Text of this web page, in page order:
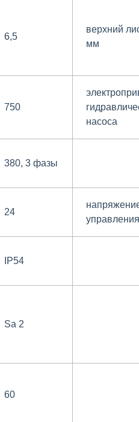
6,5
верхний
мм
750
насоса
380, 3 фазы
24
IP54
Sa 2
60